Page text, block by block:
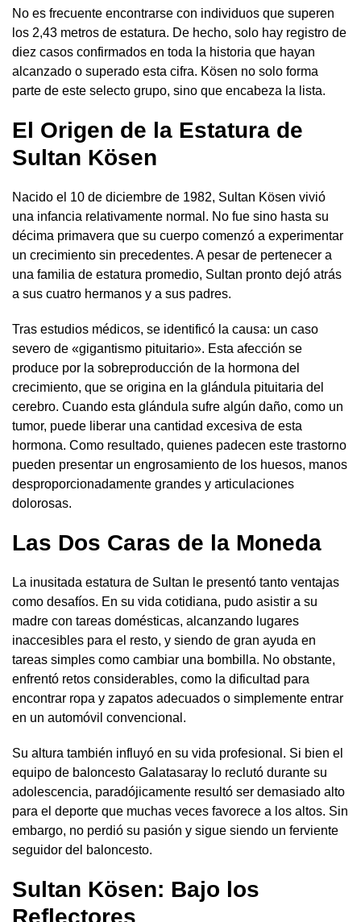
No es frecuente encontrarse con individuos que superen
los 2,43 metros de estatura. De hecho, solo hay registro de
diez casos confirmados en toda la historia que hayan
alcanzado o superado esta cifra. Kösen no solo forma
parte de este selecto grupo, sino que encabeza la lista.
El Origen de la Estatura de
Sultan Kösen
Nacido el 10 de diciembre de 1982, Sultan Kösen vivió
una infancia relativamente normal. No fue sino hasta su
décima primavera que su cuerpo comenzó a experimentar
un crecimiento sin precedentes. A pesar de pertenecer a
una familia de estatura promedio, Sultan pronto dejó atrás
a sus cuatro hermanos y a sus padres.
Tras estudios médicos, se identificó la causa: un caso
severo de «gigantismo pituitario». Esta afección se
produce por la sobreproducción de la hormona del
crecimiento, que se origina en la glándula pituitaria del
cerebro. Cuando esta glándula sufre algún daño, como un
tumor, puede liberar una cantidad excesiva de esta
hormona. Como resultado, quienes padecen este trastorno
pueden presentar un engrosamiento de los huesos, manos
desproporcionadamente grandes y articulaciones
dolorosas.
Las Dos Caras de la Moneda
La inusitada estatura de Sultan le presentó tanto ventajas
como desafíos. En su vida cotidiana, pudo asistir a su
madre con tareas domésticas, alcanzando lugares
inaccesibles para el resto, y siendo de gran ayuda en
tareas simples como cambiar una bombilla. No obstante,
enfrentó retos considerables, como la dificultad para
encontrar ropa y zapatos adecuados o simplemente entrar
en un automóvil convencional.
Su altura también influyó en su vida profesional. Si bien el
equipo de baloncesto Galatasaray lo reclutó durante su
adolescencia, paradójicamente resultó ser demasiado alto
para el deporte que muchas veces favorece a los altos. Sin
embargo, no perdió su pasión y sigue siendo un ferviente
seguidor del baloncesto.
Sultan Kösen: Bajo los
Reflectores